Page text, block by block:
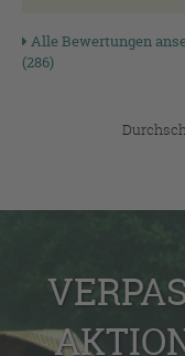
Alle Bewertungen
(286)